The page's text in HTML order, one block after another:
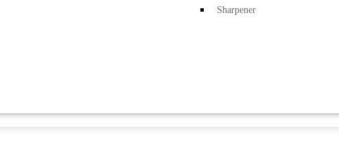
Sharpener